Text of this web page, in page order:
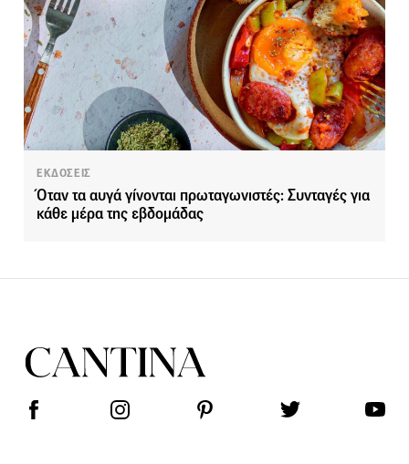
ΕΚΔΟΣΕΙΣ
Όταν τα αυγά γίνονται πρωταγωνιστές: Συνταγές για
κάθε μέρα της εβδομάδας